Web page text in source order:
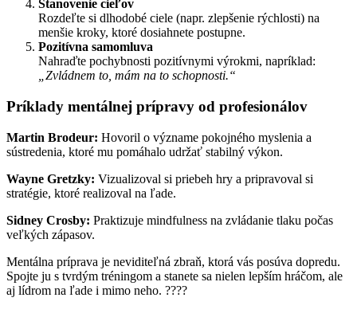
Stanovenie cieľov
Rozdeľte si dlhodobé ciele (napr. zlepšenie rýchlosti) na
menšie kroky, ktoré dosiahnete postupne.
Pozitívna samomluva
Nahraďte pochybnosti pozitívnymi výrokmi, napríklad:
„Zvládnem to, mám na to schopnosti.“
Príklady mentálnej prípravy od profesionálov
Martin Brodeur: Hovoril o význame pokojného myslenia a
sústredenia, ktoré mu pomáhalo udržať stabilný výkon.
Wayne Gretzky: Vizualizoval si priebeh hry a pripravoval si
stratégie, ktoré realizoval na ľade.
Sidney Crosby: Praktizuje mindfulness na zvládanie tlaku počas
veľkých zápasov.
Mentálna príprava je neviditeľná zbraň, ktorá vás posúva dopredu.
Spojte ju s tvrdým tréningom a stanete sa nielen lepším hráčom, ale
aj lídrom na ľade i mimo neho. ????